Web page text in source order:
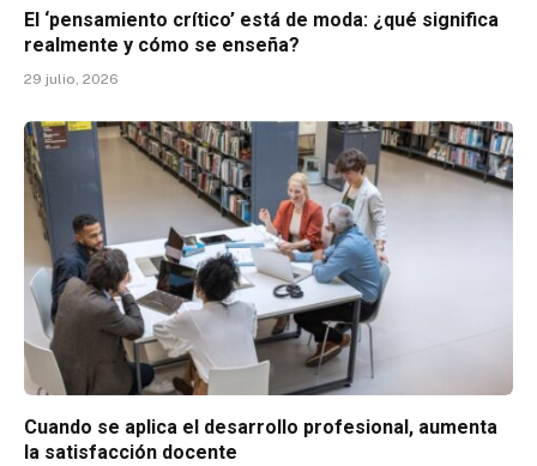
El ‘pensamiento crítico’ está de moda: ¿qué significa
realmente y cómo se enseña?
29 julio, 2026
Cuando se aplica el desarrollo profesional, aumenta
la satisfacción docente